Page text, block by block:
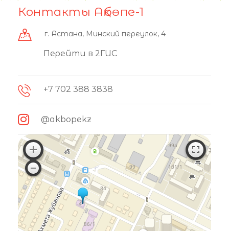
Контакты Ақбөпе-1
г. Астана, Минский переулок, 4
Перейти в 2ГИС
+7 702 388 3838
@akbopekz